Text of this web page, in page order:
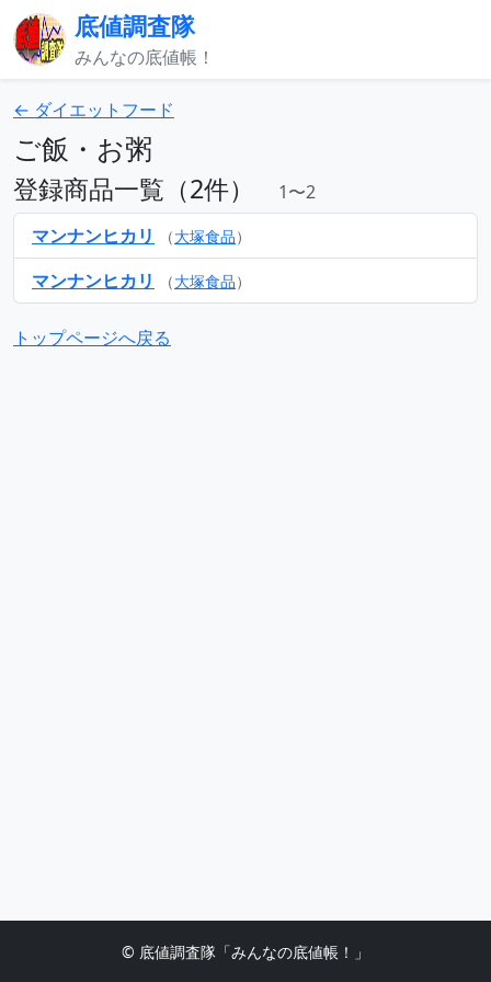
底値調査隊
みんなの底値帳！
← ダイエットフード
ご飯・お粥
登録商品一覧（2件）
1〜2
マンナンヒカリ
（大塚食品）
マンナンヒカリ （大塚食品）
トップページへ戻る
© 底値調査隊「みんなの底値帳！」